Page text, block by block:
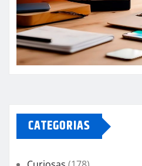
CATEGORIAS